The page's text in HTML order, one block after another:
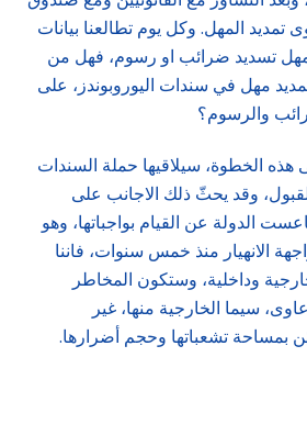
تمديد المهل. وكل يوم تطالعنا بيانات
مهل تسديد ضرائب او رسوم، فهل من
مهل في سندات اليوروبوندز، على
والرسوم؟
هذه الخطوة، سيلاقيها حملة السندات
وقد يحثّ ذلك الاجانب على
الدولة عن القيام بواجباتها، وهو
الانهيار منذ خمس سنوات، فاننا
وداخلية، وستكون المخاطر
سيما الخارجية منها، غير
بمساحة تشعباتها وحجم أضرارها.